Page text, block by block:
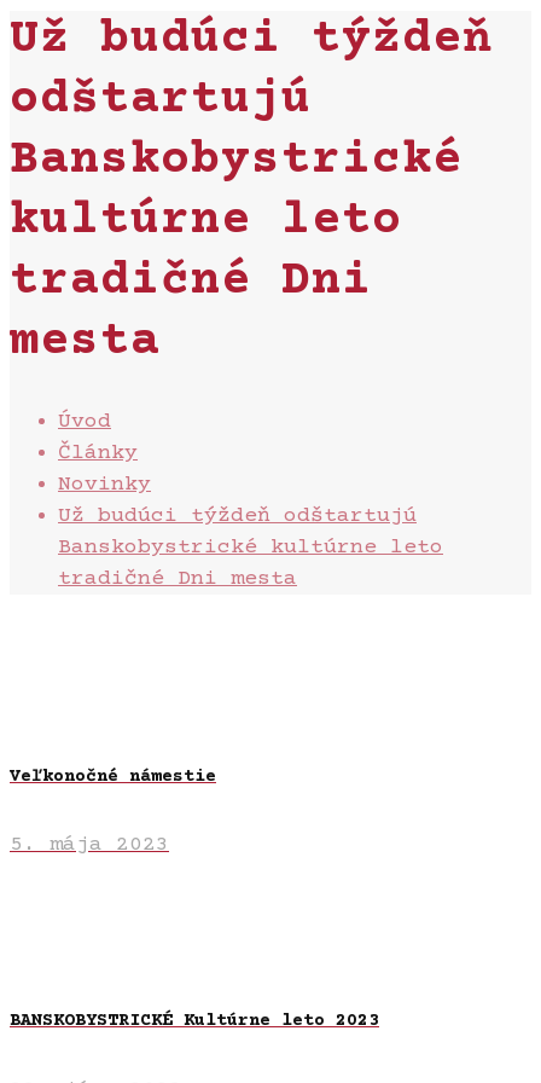
Už budúci týždeň
odštartujú
Banskobystrické
kultúrne leto
tradičné Dni
mesta
Úvod
Články
Novinky
Už budúci týždeň odštartujú
Banskobystrické kultúrne leto
tradičné Dni mesta
Veľkonočné námestie
5. mája 2023
BANSKOBYSTRICKÉ Kultúrne leto 2023